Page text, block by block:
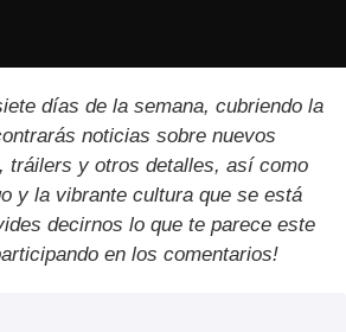
días de la semana, cubriendo la
noticias sobre nuevos
tráilers y otros detalles, así como
y la vibrante cultura que se está
decirnos lo que te parece este
en los comentarios!